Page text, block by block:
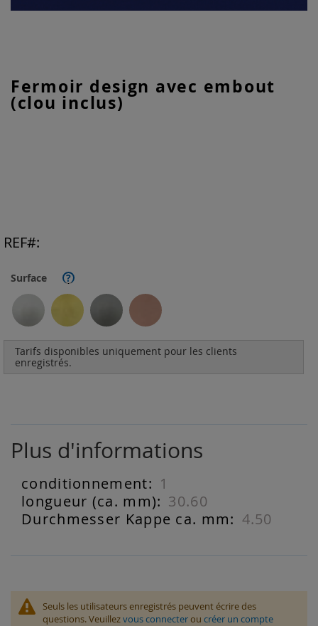
Fermoir design avec embout
(clou inclus)
Surface ?
Tarifs disponibles uniquement pour les clients
enregistrés.
REF
to
the
beginning
Plus d'informations
Plus
d'informations
1
30.60
4.50
Seuls les utilisateurs enregistrés peuvent écrire des
questions. Veuillezvous connecterou créer un compte